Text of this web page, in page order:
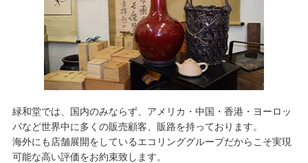
緑和堂では、国内のみならず、アメリカ・中国・香港・ヨーロッ
パなど世界中に多くの販売顧客、販路を持っております。
海外にも店舗展開をしているエコリンググループだからこそ実現
可能な高い評価をお約束致します。